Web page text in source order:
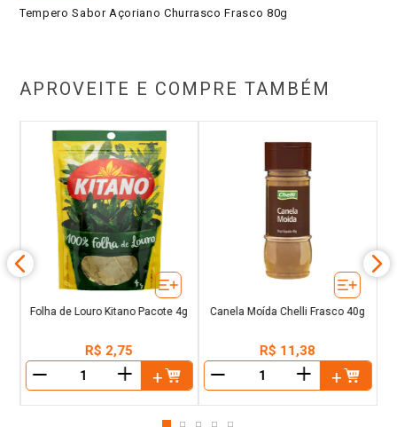
Tempero Sabor Açoriano Churrasco Frasco 80g
APROVEITE E COMPRE TAMBÉM
Folha de Louro Kitano Pacote 4g
R$ 2,75
＋
Canela Moída Chelli Frasco 40g
R$ 11,38
＋